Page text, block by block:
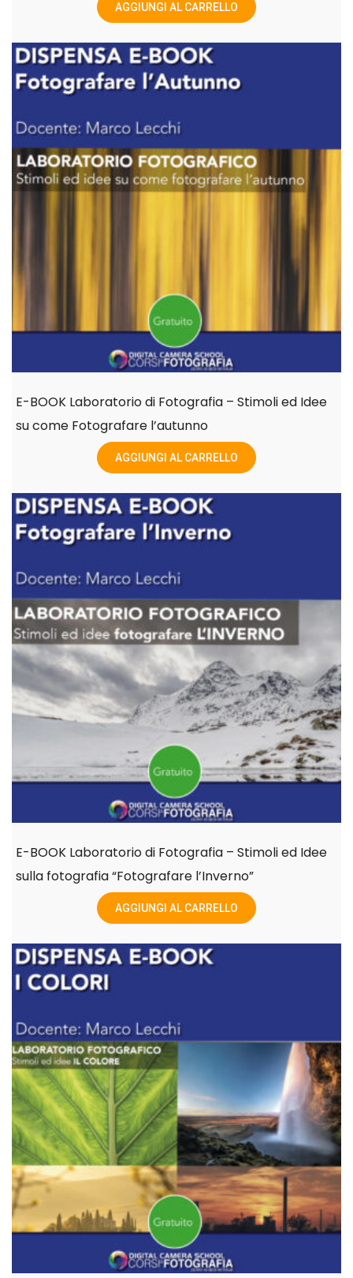
AGGIUNGI AL CARRELLO
E-BOOK Laboratorio di Fotografia – Stimoli ed Idee
su come Fotografare l’autunno
AGGIUNGI AL CARRELLO
E-BOOK Laboratorio di Fotografia – Stimoli ed Idee
sulla fotografia “Fotografare l’Inverno”
AGGIUNGI AL CARRELLO